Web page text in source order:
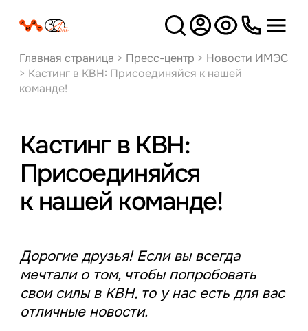
Версия
для слабовидящих
Главная страница > Пресс-центр > Новости ИМЭС
> Кастинг в КВН: Присоединяйся к нашей
команде!
Кастинг в КВН:
Присоединяйся
к нашей команде!
Дорогие друзья! Если вы всегда
мечтали о том, чтобы попробовать
свои силы в КВН, то у нас есть для вас
отличные новости.